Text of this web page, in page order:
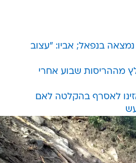
בנפאל; אביו: "עצוב
בן 101 חולץ מההריסות שבוע אחרי
לאסרף בהקלטה לאם